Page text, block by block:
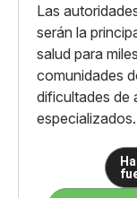
Las
serán la
salud para
comunidades
dificultades de
especializados.